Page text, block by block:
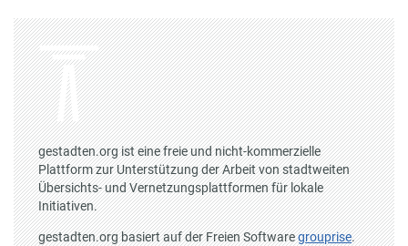
gestadten.org ist eine freie und nicht-kommerzielle
Plattform zur Unterstützung der Arbeit von stadtweiten
Übersichts- und Vernetzungsplattformen für lokale
Initiativen.
gestadten.org basiert auf der Freien Softwaregrouprise.